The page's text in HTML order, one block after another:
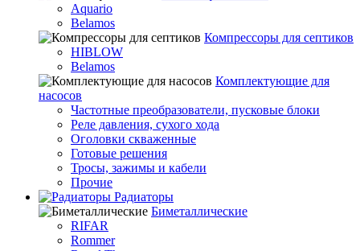
Aquario
Belamos
Компрессоры для септиков
HIBLOW
Belamos
Комплектующие для
насосов
Частотные преобразователи, пусковые блоки
Реле давления, сухого хода
Оголовки скваженные
Готовые решения
Тросы, зажимы и кабели
Прочие
Радиаторы
Биметаллические
RIFAR
Rommer